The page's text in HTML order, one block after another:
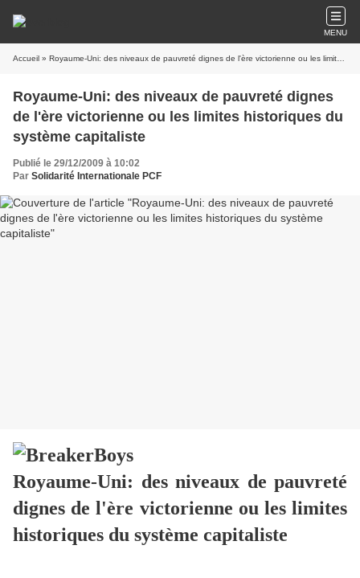
MENU
Accueil » Royaume-Uni: des niveaux de pauvreté dignes de l'ère victorienne ou les limites historiques du système capitaliste
Royaume-Uni: des niveaux de pauvreté dignes
de l'ère victorienne ou les limites historiques du
système capitaliste
Publié le 29/12/2009 à 10:02
Par Solidarité Internationale PCF
Royaume-Uni: des niveaux de pauvreté
dignes de l'ère victorienne ou les limites
historiques du système capitaliste